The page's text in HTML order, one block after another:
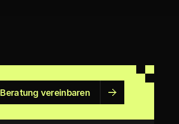
Beratung vereinbaren